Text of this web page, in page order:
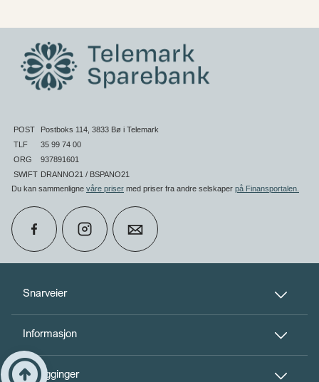
Snarveier
Informasjon
Innlogginger
POST
Postboks 114, 3833 Bø i Telemark
TLF
35 99 74 00
ORG
937891601
SWIFT DRANNO21 / BSPANO21
Du kan sammenligne våre priser med priser fra andre selskaper på Finansportalen